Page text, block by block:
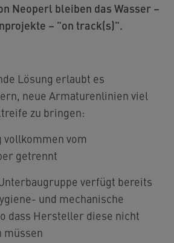
– "on track(s)".
Lösung erlaubt es
neue Armaturenlinien viel
zu bringen:
vollkommen vom
getrennt
verfügt bereits
und mechanische
dass Hersteller diese nicht
müssen